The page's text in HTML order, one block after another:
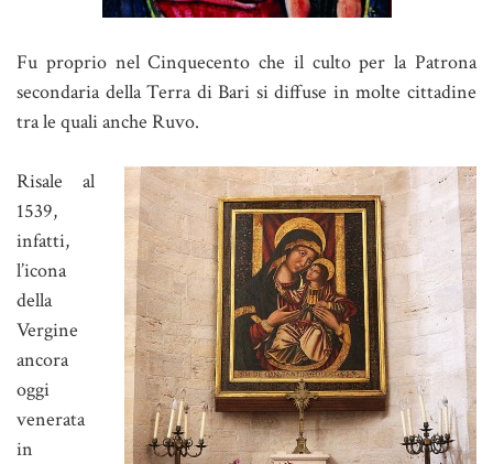
Fu proprio nel Cinquecento che il culto per la Patrona
secondaria della Terra di Bari si diffuse in molte cittadine
tra le quali anche Ruvo.
Risale al
1539,
infatti,
l’icona
della
Vergine
ancora
oggi
venerata
in